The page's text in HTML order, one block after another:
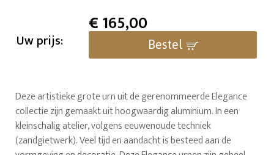
Uw prijs:
€165,00
Bestel
Deze artistieke grote urn uit de gerenommeerde Elegance
collectie zijn gemaakt uit hoogwaardig aluminium. In een
kleinschalig atelier, volgens eeuwenoude techniek
(zandgietwerk). Veel tijd en aandacht is besteed aan de